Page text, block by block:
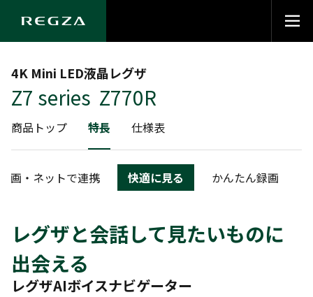
4K Mini LED液晶レグザ
Z7 series Z770R
商品トップ 特長 仕様表
画・ネットで連携 快適に見る かんたん録画
レグザと会話して見たいものに
出会える
レグザAIボイスナビゲーター